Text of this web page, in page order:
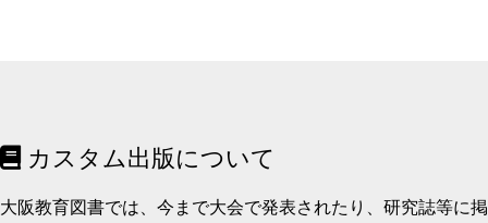
カスタム出版について
大阪教育図書では、今まで大会で発表されたり、研究誌等に